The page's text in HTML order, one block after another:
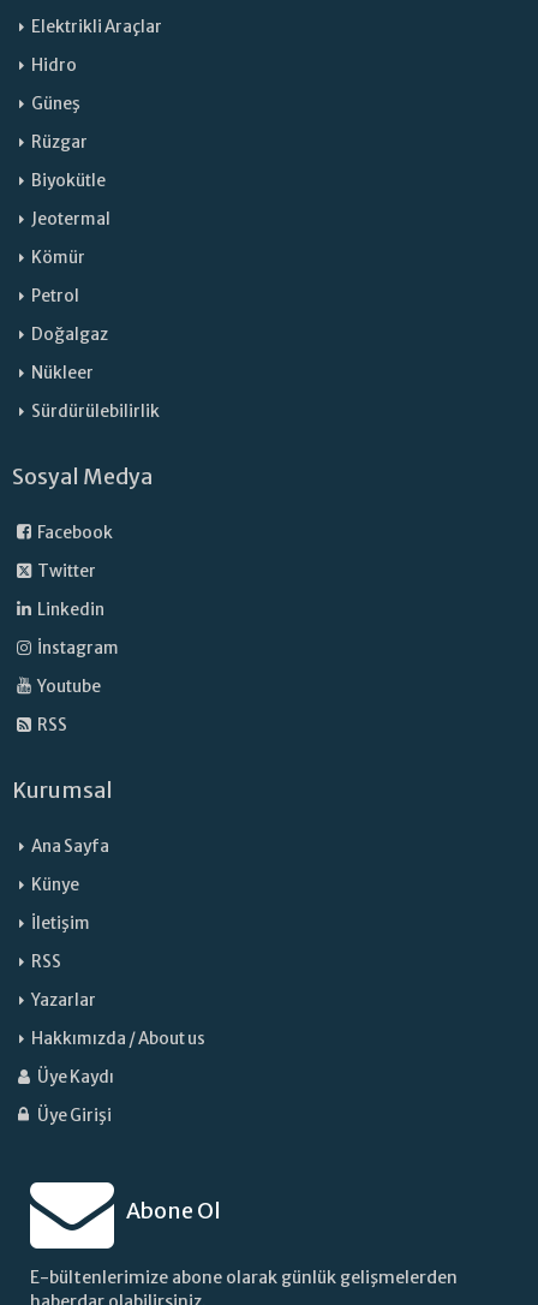
Elektrikli Araçlar
Hidro
Güneş
Rüzgar
Biyokütle
Jeotermal
Kömür
Petrol
Doğalgaz
Nükleer
Sürdürülebilirlik
Sosyal Medya
Facebook
Twitter
Linkedin
İnstagram
Youtube
RSS
Kurumsal
Ana Sayfa
Künye
İletişim
RSS
Yazarlar
Hakkımızda / About us
Üye Kaydı
Üye Girişi
Abone Ol
E-bültenlerimize abone olarak günlük gelişmelerden